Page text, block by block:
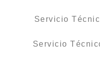
Servicio
Servicio